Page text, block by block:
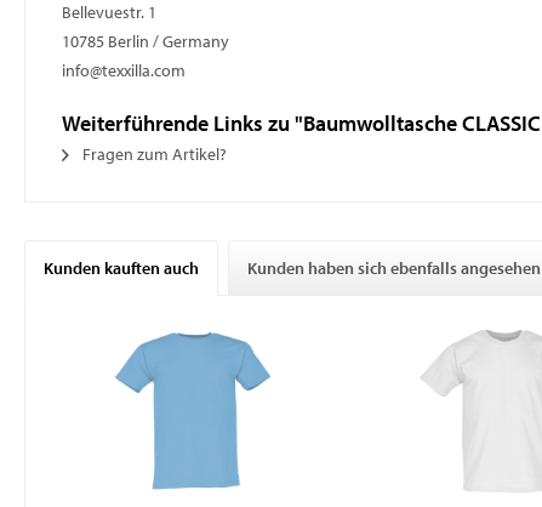
Bellevuestr. 1
10785 Berlin / Germany
info@texxilla.com
Weiterführende Links zu "Baumwolltasche
Fragen zum Artikel?
Kunden kauften auch Kunden haben sich ebenfalls angesehen